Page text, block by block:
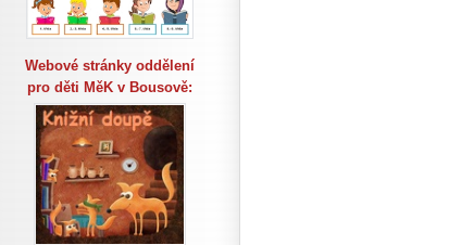
Webové stránky oddělení
pro děti MěK v Bousově: